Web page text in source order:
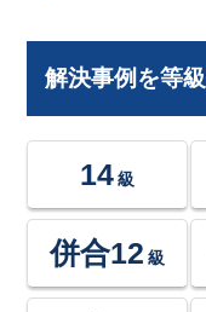
解決事例を等
14 級
併合12 級